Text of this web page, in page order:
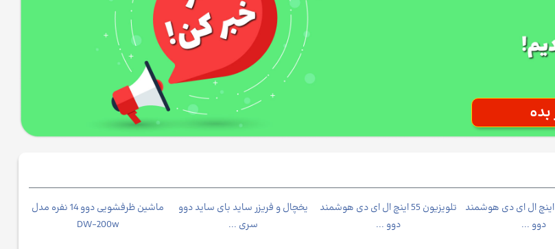
ماشین ظرفشویی دوو 14 نفره مدل
DW-200w
یخچال و فریزر ساید بای ساید دوو
سری ...
تلویزیون 55 اینچ ال ای دی هوشمند
دوو ...
تلویزیون 65 اینچ ال ای دی هوشمند
دوو ...